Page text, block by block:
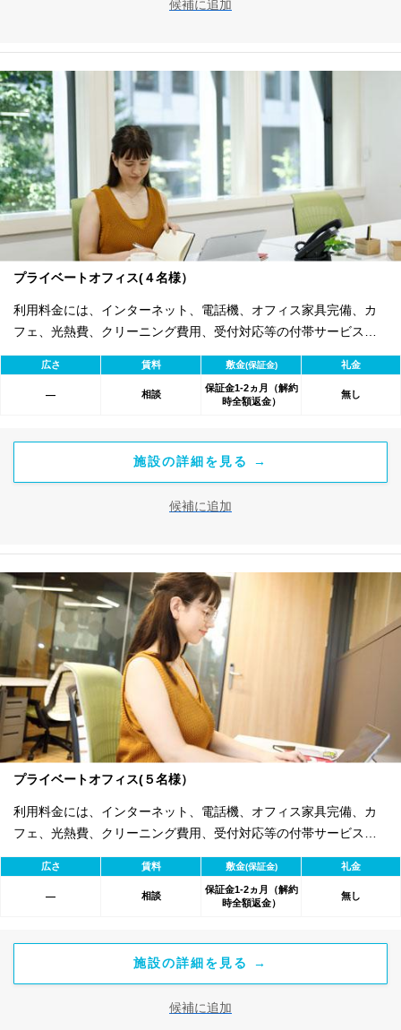
候補に追加
プライベートオフィス(４名様）
利用料金には、インターネット、電話機、オフィス家具完備、カ
フェ、光熱費、クリーニング費用、受付対応等の付帯サービスす
べて含まれ、追加料金不要です。 また適宜キャンペーン、契約期
間による割引特典あります。
広さ 賃料 敷金(保証金) 礼金
― 相談
保証金1-2ヵ月（解約
時全額返金）
無し
施設の詳細を見る →
候補に追加
プライベートオフィス(５名様）
利用料金には、インターネット、電話機、オフィス家具完備、カ
フェ、光熱費、クリーニング費用、受付対応等の付帯サービスす
べて含まれ、追加料金不要です。 また適宜キャンペーン、契約期
間による割引特典あります。
広さ 賃料 敷金(保証金) 礼金
― 相談
保証金1-2ヵ月（解約
時全額返金）
無し
施設の詳細を見る →
候補に追加